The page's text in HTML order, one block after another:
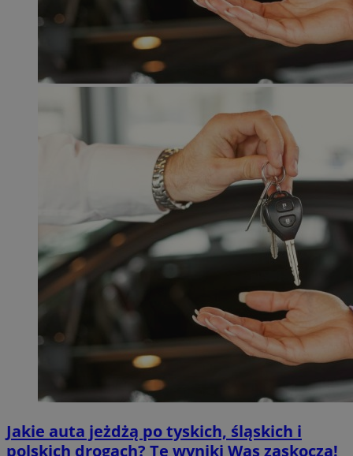
Jakie auta jeżdżą po tyskich, śląskich i
polskich drogach? Te wyniki Was zaskoczą!